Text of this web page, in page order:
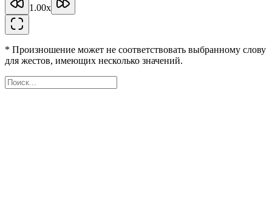
1.00x
* Произношение может не соответствовать выбранному слову
для жестов, имеющих несколько значений.